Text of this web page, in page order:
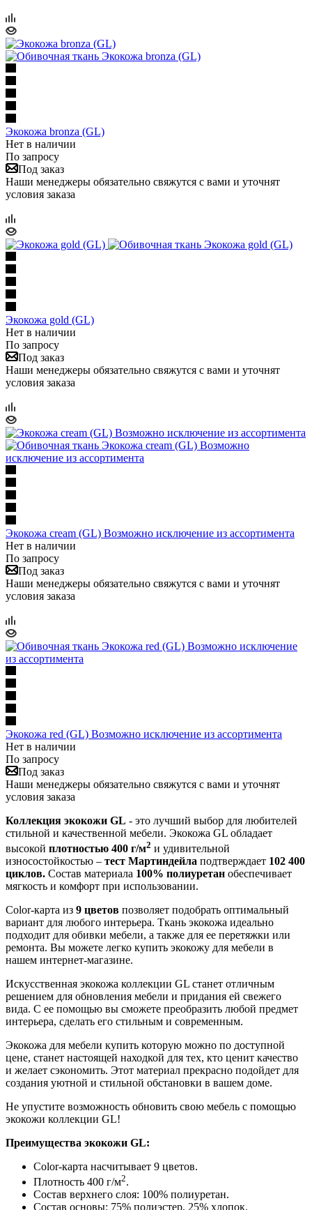
Экокожа bronza (GL)
Нет в наличии
По запросу
Под заказ
Наши менеджеры обязательно свяжутся с вами и уточнят
условия заказа
Экокожа gold (GL)
Нет в наличии
По запросу
Под заказ
Наши менеджеры обязательно свяжутся с вами и уточнят
условия заказа
Экокожа cream (GL) Возможно исключение из ассортимента
Нет в наличии
По запросу
Под заказ
Наши менеджеры обязательно свяжутся с вами и уточнят
условия заказа
Экокожа red (GL) Возможно исключение из ассортимента
Нет в наличии
По запросу
Под заказ
Наши менеджеры обязательно свяжутся с вами и уточнят
условия заказа
Коллекция экокожи GL - это лучший выбор для любителей
стильной и качественной мебели. Экокожа GL обладает
высокой плотностью 400 г/м2 и удивительной
износостойкостью – тест Мартиндейла подтверждает 102 400
циклов. Состав материала 100% полиуретан обеспечивает
мягкость и комфорт при использовании.
Color-карта из 9 цветов позволяет подобрать оптимальный
вариант для любого интерьера. Ткань экокожа идеально
подходит для обивки мебели, а также для ее перетяжки или
ремонта. Вы можете легко купить экокожу для мебели в
нашем интернет-магазине.
Искусственная экокожа коллекции GL станет отличным
решением для обновления мебели и придания ей свежего
вида. С ее помощью вы сможете преобразить любой предмет
интерьера, сделать его стильным и современным.
Экокожа для мебели купить которую можно по доступной
цене, станет настоящей находкой для тех, кто ценит качество
и желает сэкономить. Этот материал прекрасно подойдет для
создания уютной и стильной обстановки в вашем доме.
Не упустите возможность обновить свою мебель с помощью
экокожи коллекции GL!
Преимущества экокожи GL:
Color-карта насчитывает 9 цветов.
Плотность 400 г/м2.
Состав верхнего слоя: 100% полиуретан.
Состав основы: 75% полиэстер, 25% хлопок.